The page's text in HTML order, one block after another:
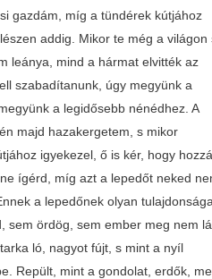
gazdám, míg a tündérek kútjához
addig. Mikor te még a világon
leánya, mind a hármat elvitték az
szabadítanunk, úgy megyünk a
a legidősebb nénédhez. A
majd hazakergetem, s mikor
igyekezel, ő is kér, hogy
ígérd, míg azt a lepedőt neked
a lepedőnek olyan
sem ördög, sem ember meg nem
ló, nagyot fújt, s mint a nyíl
Repült, mint a gondolat, erdők,